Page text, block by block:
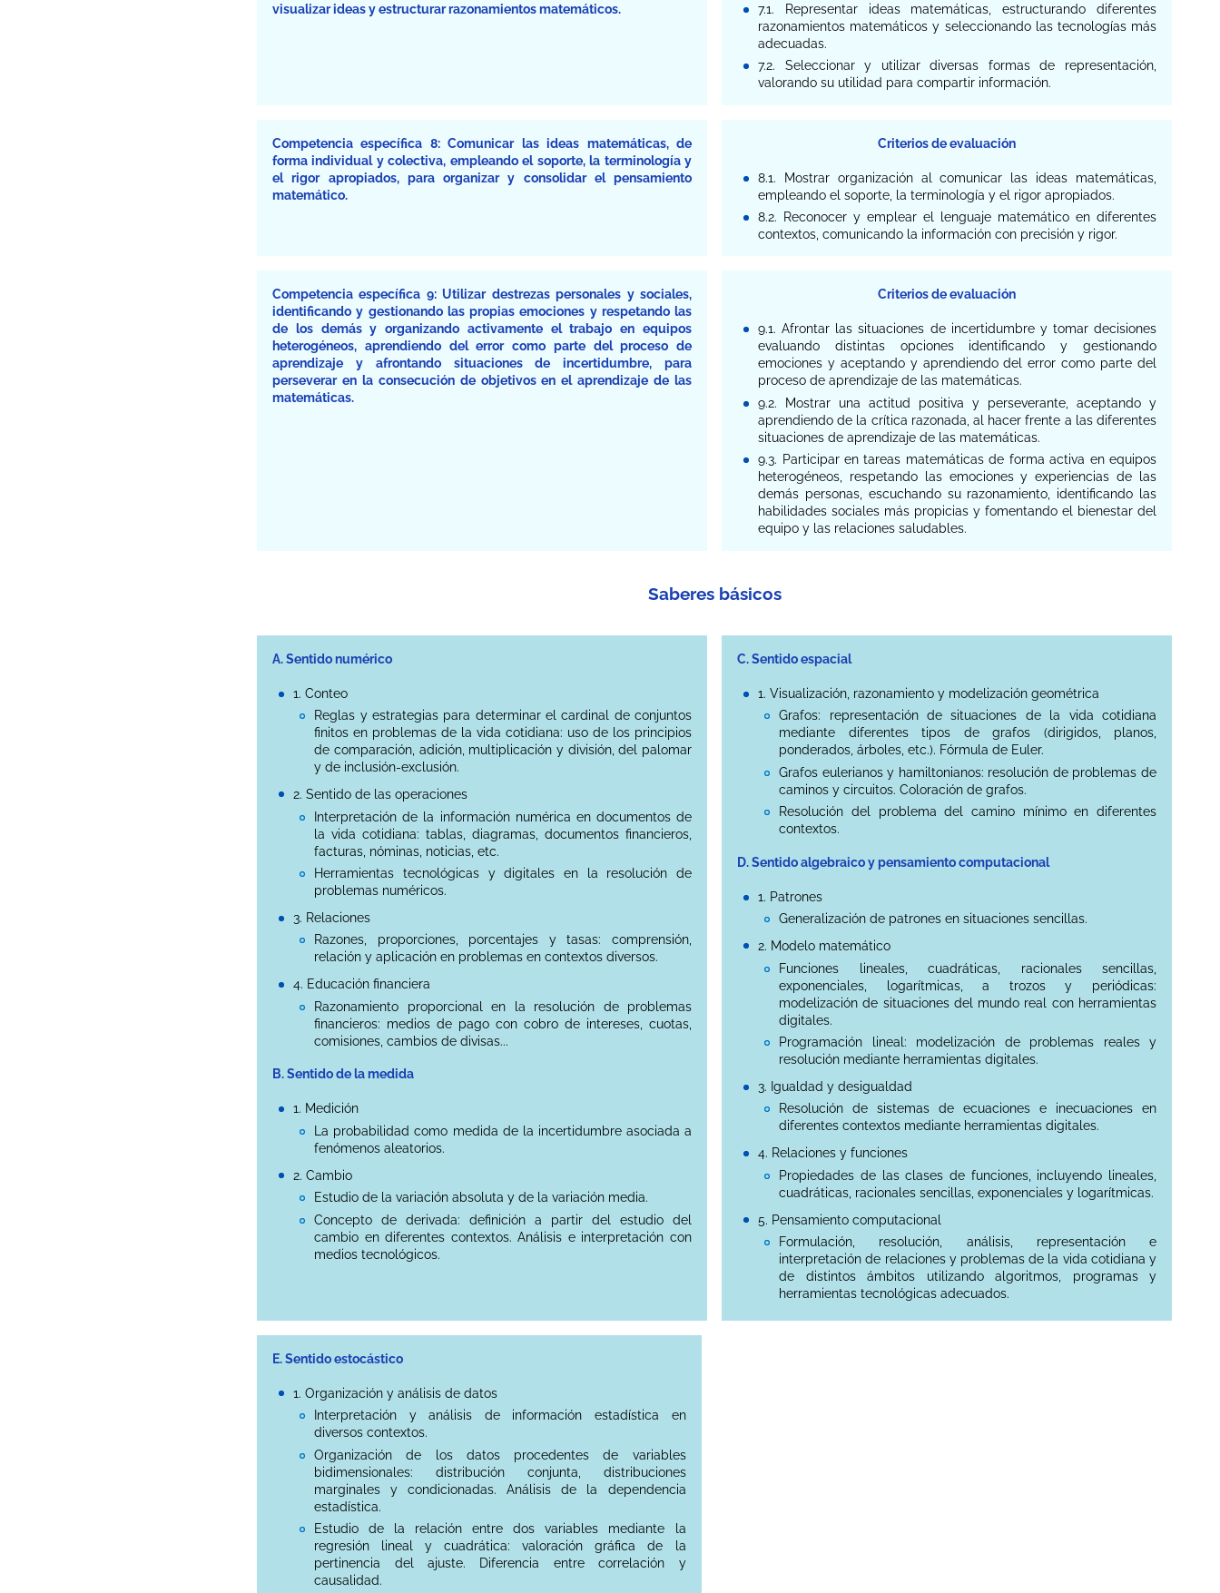
visualizar ideas y estructurar razonamientos matemáticos.
7.1. Representar ideas matemáticas, estructurando diferentes
razonamientos matemáticos y seleccionando las tecnologías más
adecuadas.
7.2. Seleccionar y utilizar diversas formas de representación,
valorando su utilidad para compartir información.
Competencia específica 8: Comunicar las ideas matemáticas, de
forma individual y colectiva, empleando el soporte, la terminología y
el rigor apropiados, para organizar y consolidar el pensamiento
matemático.
Criterios de evaluación
8.1. Mostrar organización al comunicar las ideas matemáticas,
empleando el soporte, la terminología y el rigor apropiados.
8.2. Reconocer y emplear el lenguaje matemático en diferentes
contextos, comunicando la información con precisión y rigor.
Competencia específica 9: Utilizar destrezas personales y sociales,
identificando y gestionando las propias emociones y respetando las
de los demás y organizando activamente el trabajo en equipos
heterogéneos, aprendiendo del error como parte del proceso de
aprendizaje y afrontando situaciones de incertidumbre, para
perseverar en la consecución de objetivos en el aprendizaje de las
matemáticas.
Criterios de evaluación
9.1. Afrontar las situaciones de incertidumbre y tomar decisiones
evaluando distintas opciones identificando y gestionando
emociones y aceptando y aprendiendo del error como parte del
proceso de aprendizaje de las matemáticas.
9.2. Mostrar una actitud positiva y perseverante, aceptando y
aprendiendo de la crítica razonada, al hacer frente a las diferentes
situaciones de aprendizaje de las matemáticas.
9.3. Participar en tareas matemáticas de forma activa en equipos
heterogéneos, respetando las emociones y experiencias de las
demás personas, escuchando su razonamiento, identificando las
habilidades sociales más propicias y fomentando el bienestar del
equipo y las relaciones saludables.
Saberes básicos
A. Sentido numérico
1. Conteo
Reglas y estrategias para determinar el cardinal de conjuntos
finitos en problemas de la vida cotidiana: uso de los principios
de comparación, adición, multiplicación y división, del palomar
y de inclusión-exclusión.
2. Sentido de las operaciones
Interpretación de la información numérica en documentos de
la vida cotidiana: tablas, diagramas, documentos financieros,
facturas, nóminas, noticias, etc.
Herramientas tecnológicas y digitales en la resolución de
problemas numéricos.
3. Relaciones
Razones, proporciones, porcentajes y tasas: comprensión,
relación y aplicación en problemas en contextos diversos.
4. Educación financiera
Razonamiento proporcional en la resolución de problemas
financieros: medios de pago con cobro de intereses, cuotas,
comisiones, cambios de divisas...
B. Sentido de la medida
1. Medición
La probabilidad como medida de la incertidumbre asociada a
fenómenos aleatorios.
2. Cambio
Estudio de la variación absoluta y de la variación media.
Concepto de derivada: definición a partir del estudio del
cambio en diferentes contextos. Análisis e interpretación con
medios tecnológicos.
C. Sentido espacial
1. Visualización, razonamiento y modelización geométrica
Grafos: representación de situaciones de la vida cotidiana
mediante diferentes tipos de grafos (dirigidos, planos,
ponderados, árboles, etc.). Fórmula de Euler.
Grafos eulerianos y hamiltonianos: resolución de problemas de
caminos y circuitos. Coloración de grafos.
Resolución del problema del camino mínimo en diferentes
contextos.
D. Sentido algebraico y pensamiento computacional
1. Patrones
Generalización de patrones en situaciones sencillas.
2. Modelo matemático
Funciones lineales, cuadráticas, racionales sencillas,
exponenciales, logarítmicas, a trozos y periódicas:
modelización de situaciones del mundo real con herramientas
digitales.
Programación lineal: modelización de problemas reales y
resolución mediante herramientas digitales.
3. Igualdad y desigualdad
Resolución de sistemas de ecuaciones e inecuaciones en
diferentes contextos mediante herramientas digitales.
4. Relaciones y funciones
Propiedades de las clases de funciones, incluyendo lineales,
cuadráticas, racionales sencillas, exponenciales y logarítmicas.
5. Pensamiento computacional
Formulación, resolución, análisis, representación e
interpretación de relaciones y problemas de la vida cotidiana y
de distintos ámbitos utilizando algoritmos, programas y
herramientas tecnológicas adecuados.
E. Sentido estocástico
1. Organización y análisis de datos
Interpretación y análisis de información estadística en
diversos contextos.
Organización de los datos procedentes de variables
bidimensionales: distribución conjunta, distribuciones
marginales y condicionadas. Análisis de la dependencia
estadística.
Estudio de la relación entre dos variables mediante la
regresión lineal y cuadrática: valoración gráfica de la
pertinencia del ajuste. Diferencia entre correlación y
causalidad.